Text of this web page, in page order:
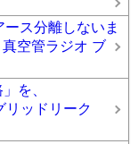
分離しないま
空管ラジオ ブ
を、
リッドリーク